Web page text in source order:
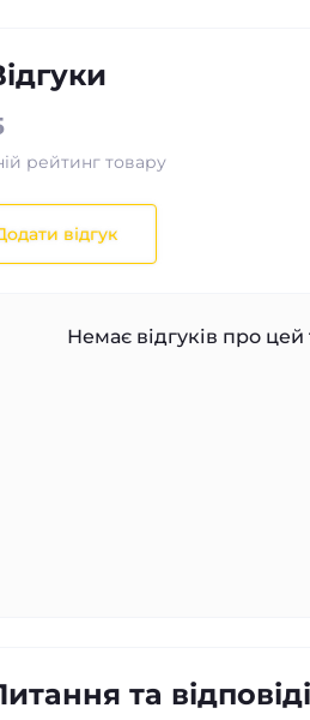
рейтинг товару
відгук
Немає відгуків про
та відповіді